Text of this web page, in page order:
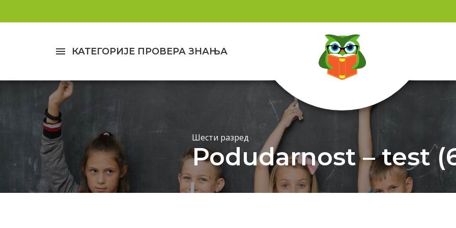
menu КАТЕГОРИЈЕ ПРОВЕРА ЗНАЊА
Шести разред
Podudarnost – test